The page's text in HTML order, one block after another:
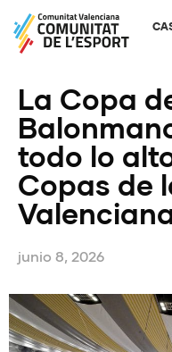
La Copa
todo lo
Copas de
junio 8, 2026